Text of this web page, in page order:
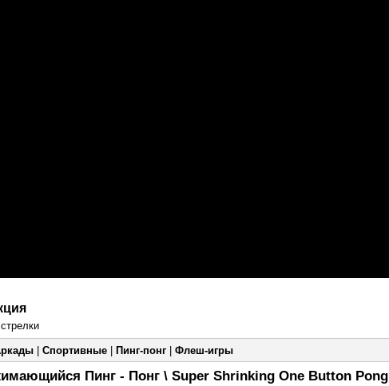
| Спортивные| Пинг-понг| Флеш-игры
Пинг - Понг \ Super Shrinking One Button Pong